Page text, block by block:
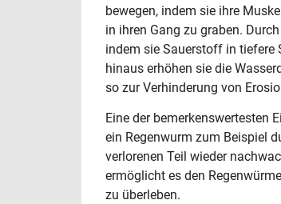
bewegen, indem sie ihre
in ihren Gang zu graben.
indem sie Sauerstoff in tiefere
hinaus erhöhen sie die
so zur Verhinderung von
Eine der bemerkenswertesten
ein Regenwurm zum Beispiel
verlorenen Teil wieder
ermöglicht es den
zu überleben.